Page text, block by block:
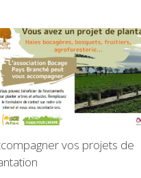
vos projets de